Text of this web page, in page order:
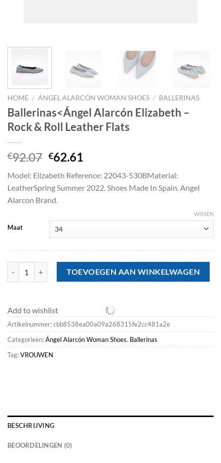
HOME / ÁNGEL ALARCÓN WOMAN SHOES / BALLERINAS
Ballerinas<Ángel Alarcón Elizabeth –
Rock & Roll Leather Flats
€92.07 Oorspronkelijke
was:
€92.07.
€62.61
is:
€62.61.
Model: Elizabeth Reference: 22043-530BMaterial:
LeatherSpring Summer 2022. Shoes Made In Spain. Angel
Alarcon Brand.
Maat
WISSEN
Ballerinas<Ángel Alarcón Elizabeth - Rock & Roll Leather Flats aantal
TOEVOEGEN AAN WINKELWAGEN
Add to wishlist
Artikelnummer:cbb8538ea00a09a268315fe2cc481a2e
Categorieën:Ángel Alarcón Woman Shoes, Ballerinas
Tag:VROUWEN
BESCHRIJVING
BEOORDELINGEN (0)